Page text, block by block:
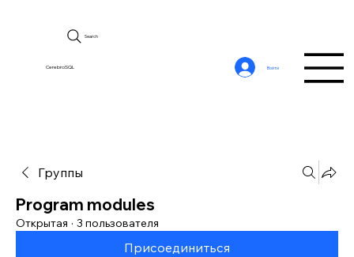
CerebroSQL
Search
Войти
Группы
Program modules
Открытая · 3 пользователя
Присоединиться